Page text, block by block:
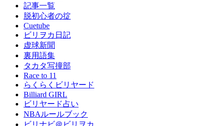
記事一覧
脱初心者の掟
Cuetube
ビリヲカ日記
虚球新聞
裏用語集
タカタ写撞部
Race to 11
らくらくビリヤード
Billiard GIRL
ビリヤード占い
NBAルールブック
ビリナビ＠ビリヲカ